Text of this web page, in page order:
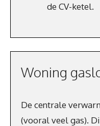
de CV-ketel.
Woning
De centrale
(vooral veel gas).